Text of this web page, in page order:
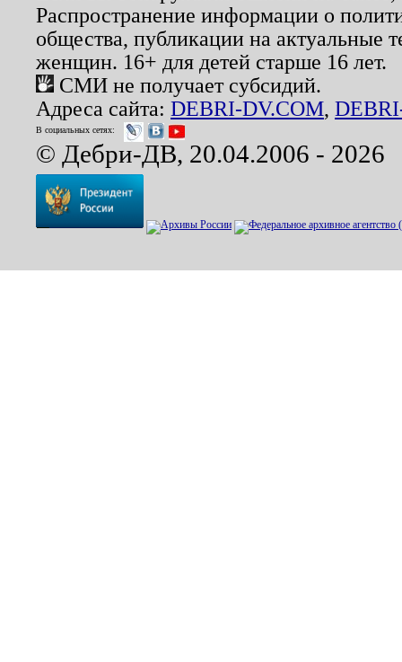
Распространение информации о
общества, публикации на актуальные
женщин. 16+ для детей старше 16 лет.
СМИ не получает субсидий.
Адреса сайта: DEBRI-DV.COM,
В социальных сетях:
© Дебри-ДВ, 20.04.2006 - 2026